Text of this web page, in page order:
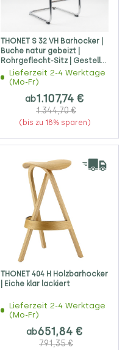
THONET S 32 VH Barhocker |
Buche natur gebeizt |
Rohrgeflecht-Sitz | Gestell
verchromt
Lieferzeit 2-4 Werktage
(Mo-Fr)
ab1.107,74 €
1.344,70 €
(bis zu 18% sparen)
THONET 404 H Holzbarhocker
| Eiche klar lackiert
Lieferzeit 2-4 Werktage
(Mo-Fr)
ab651,84 €
791,35 €